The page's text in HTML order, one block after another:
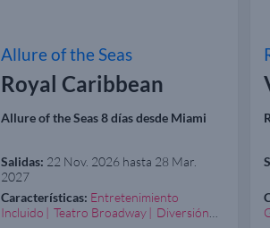
Allure of the Seas
Royal Caribbean
Allure of the Seas 8 días desde Miami
Salidas: 22 Nov. 2026 hasta 28 Mar.
2027
Características: Entretenimiento
Incluido
Teatro Broadway
Diversión